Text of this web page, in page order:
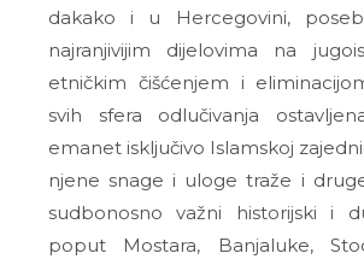
dakako i u Hercegovini,
najranjivijim dijelovima na
etničkim čišćenjem i
svih sfera odlučivanja
emanet isključivo Islamskoj
njene snage i uloge traže i
sudbonosno važni historijski i
poput Mostara, Banjaluke,